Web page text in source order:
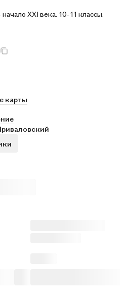
XXI века. 10-11 классы.
карты